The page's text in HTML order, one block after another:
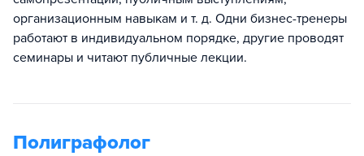
организационным навыкам и т. д. Одни бизнес-тренеры
работают в индивидуальном порядке, другие проводят
семинары и читают публичные лекции.
Полиграфолог